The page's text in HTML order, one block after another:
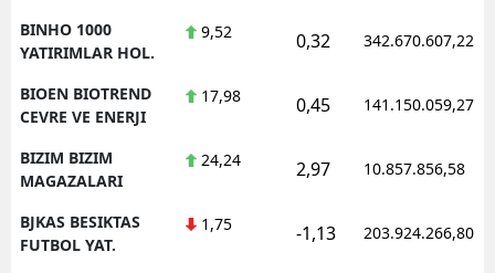
BINHO 1000
YATIRIMLAR HOL.
9,52 0,32 342.670.607,22
BIOEN BIOTREND
CEVRE VE ENERJI
17,98 0,45 141.150.059,27
BIZIM BIZIM
MAGAZALARI
24,24 2,97 10.857.856,58
BJKAS BESIKTAS
FUTBOL YAT.
1,75 -1,13 203.924.266,80